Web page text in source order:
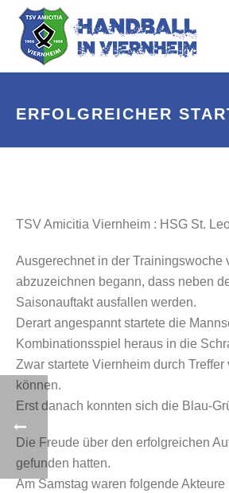
ERFOLGREICHER
TSV Amicitia Viernheim : HSG St.
Ausgerechnet in der Trainingswoche
abzuzeichnen begann, dass neben
Saisonauftakt ausfallen werden.
Derart angespannt startete die
Kombinationsspiel heraus in die
Zwar startete Viernheim durch
können.
Erst danach konnten sich die Blau-
Die Freude über den erfolgreichen
gefunden hatten.
Am Samstag waren folgende